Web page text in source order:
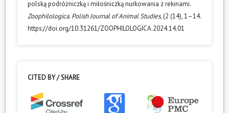
polską podróżniczką i miłośniczką nurkowania z rekinami.
Zoophilologica. Polish Journal of Animal Studies, (2 (14), 1–14.
https://doi.org/10.31261/ZOOPHILOLOGICA.2024.14.01
CITED BY / SHARE